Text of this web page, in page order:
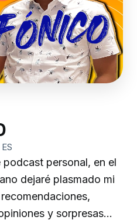
ES
personal, en el
dejaré plasmado mi
y sorpresas